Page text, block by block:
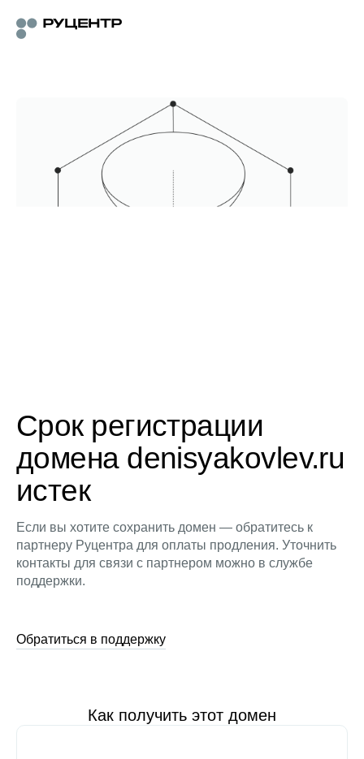
Срок регистрации
домена denisyakovlev.ru
истек
Если вы хотите сохранить домен — обратитесь к
партнеру Руцентра для оплаты продления. Уточнить
контакты для связи с партнером можно в службе
поддержки.
Обратиться в поддержку
Как получить этот домен